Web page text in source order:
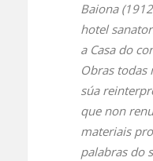
Baiona
hotel
a Casa do
Obras todas
súa
que non
materiais
palabras do